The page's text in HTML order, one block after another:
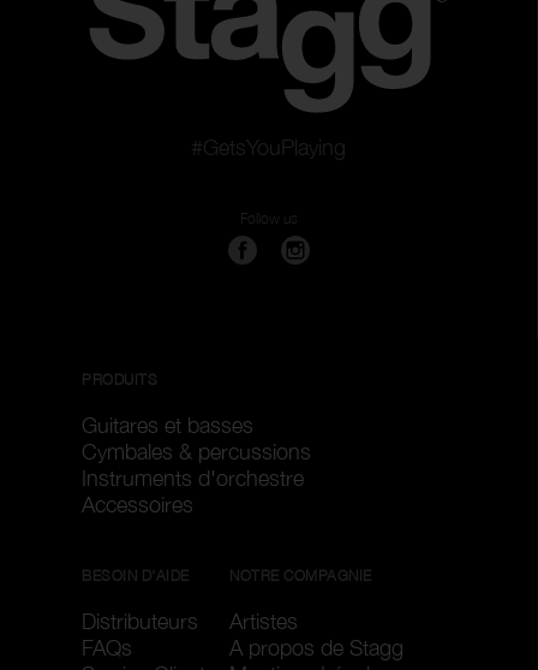
#GetsYouPlaying
Follow us
PRODUITS
Guitares et basses
Cymbales & percussions
Instruments d'orchestre
Accessoires
BESOIN D'AIDE
Distributeurs
FAQs
NOTRE COMPAGNIE
Artistes
A propos de Stagg